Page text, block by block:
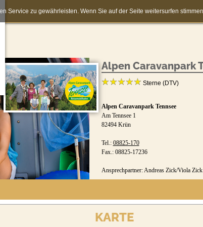
Alpen Caravanpark
Sterne (DTV)
Alpen Caravanpark Tennsee
Am Tennsee 1
82494 Krün
Tel.: 08825-170
Fax.: 08825-17236
Ansprechpartner: Andreas Zick/Viola Zick
www.camping-tennsee.de/
Jetzt buchen
KARTE
Service zu gewährleisten. Wenn Sie auf der Seite weitersurfen